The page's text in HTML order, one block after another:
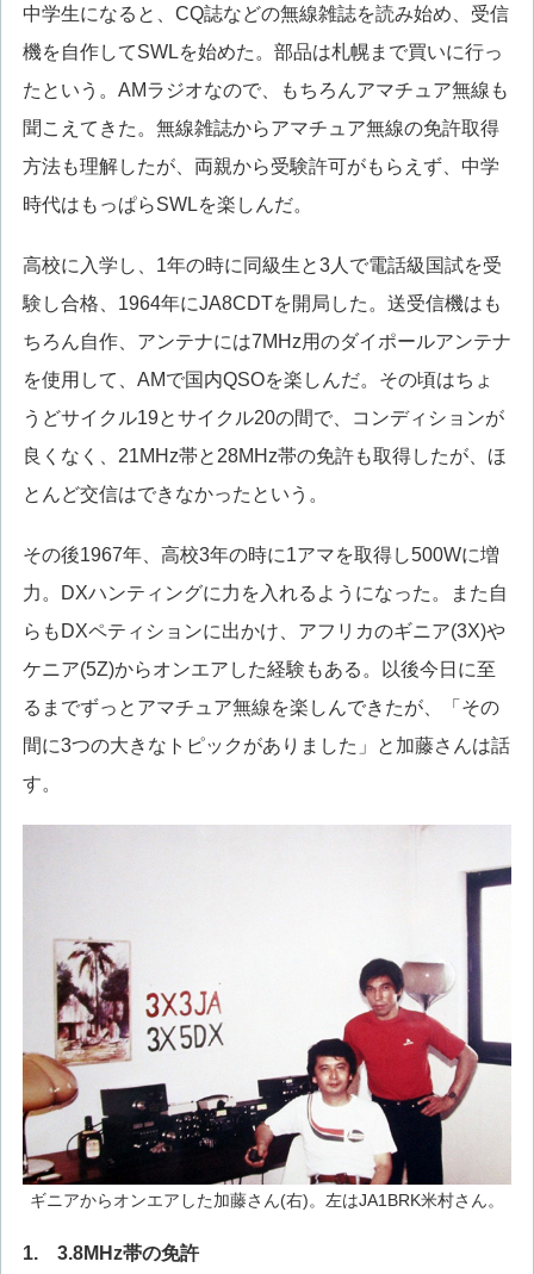
中学生になると、CQ誌などの無線雑誌を読み始め、受信
機を自作してSWLを始めた。部品は札幌まで買いに行っ
たという。AMラジオなので、もちろんアマチュア無線も
聞こえてきた。無線雑誌からアマチュア無線の免許取得
方法も理解したが、両親から受験許可がもらえず、中学
時代はもっぱらSWLを楽しんだ。
高校に入学し、1年の時に同級生と3人で電話級国試を受
験し合格、1964年にJA8CDTを開局した。送受信機はも
ちろん自作、アンテナには7MHz用のダイポールアンテナ
を使用して、AMで国内QSOを楽しんだ。その頃はちょ
うどサイクル19とサイクル20の間で、コンディションが
良くなく、21MHz帯と28MHz帯の免許も取得したが、ほ
とんど交信はできなかったという。
その後1967年、高校3年の時に1アマを取得し500Wに増
力。DXハンティングに力を入れるようになった。また自
らもDXペティションに出かけ、アフリカのギニア(3X)や
ケニア(5Z)からオンエアした経験もある。以後今日に至
るまでずっとアマチュア無線を楽しんできたが、「その
間に3つの大きなトピックがありました」と加藤さんは話
す。
ギニアからオンエアした加藤さん(右)。左はJA1BRK米村さん。
1. 3.8MHz帯の免許